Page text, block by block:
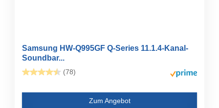
Samsung HW-Q995GF Q-Series 11.1.4-Kanal-
Soundbar...
(78)
Zum Angebot